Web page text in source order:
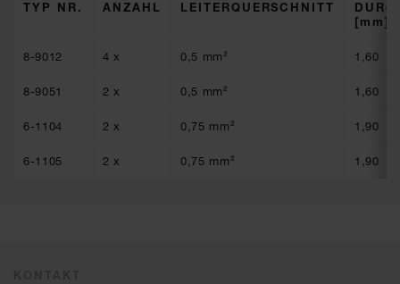
TYP NR. ANZAHL LEITERQUERSCHNITT
[mm]
8-9012 4 x 0,5 mm² 1,60
8-9051 2 x 0,5 mm² 1,60
6-1104 2 x 0,75 mm² 1,90
6-1105 2 x 0,75 mm² 1,90